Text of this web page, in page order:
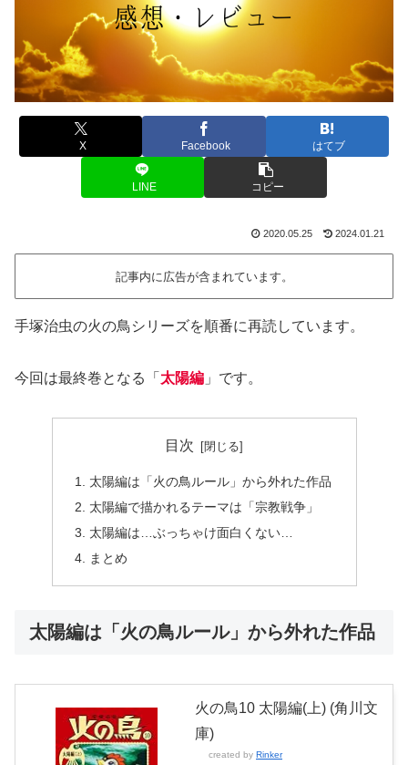
X Facebook はてブ
LINE コピー
2020.05.25 2024.01.21
記事内に広告が含まれています。
手塚治虫の火の鳥シリーズを順番に再読しています。
今回は最終巻となる「 太陽編 」です。
目次
太陽編は「火の鳥ルール」から外れた作品
太陽編で描かれるテーマは「宗教戦争」
太陽編は…ぶっちゃけ面白くない…
まとめ
太陽編は「火の鳥ルール」から外れた作品
火の鳥10 太陽編(上) (角川文
庫)
created by Rinker